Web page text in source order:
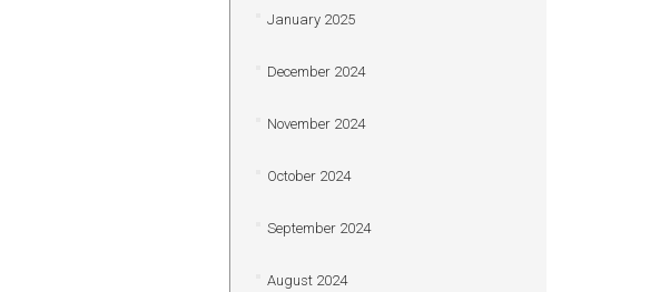
January 2025
December 2024
November 2024
October 2024
September 2024
August 2024